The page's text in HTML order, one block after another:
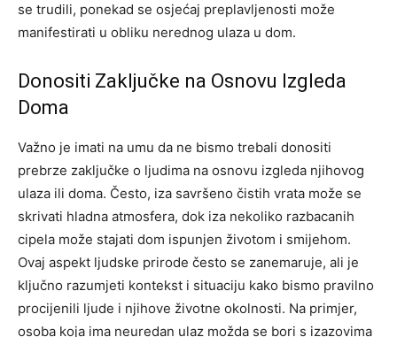
se trudili, ponekad se osjećaj preplavljenosti može
manifestirati u obliku nerednog ulaza u dom.
Donositi Zaključke na Osnovu Izgleda
Doma
Važno je imati na umu da ne bismo trebali donositi
prebrze zaključke o ljudima na osnovu izgleda njihovog
ulaza ili doma. Često, iza savršeno čistih vrata može se
skrivati hladna atmosfera, dok iza nekoliko razbacanih
cipela može stajati dom ispunjen životom i smijehom.
Ovaj aspekt ljudske prirode često se zanemaruje, ali je
ključno razumjeti kontekst i situaciju kako bismo pravilno
procijenili ljude i njihove životne okolnosti. Na primjer,
osoba koja ima neuredan ulaz možda se bori s izazovima